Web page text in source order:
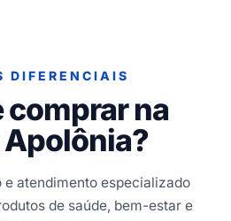
DIFERENCIAIS
comprar na
Apolônia?
atendimento especializado
de saúde, bem-estar e